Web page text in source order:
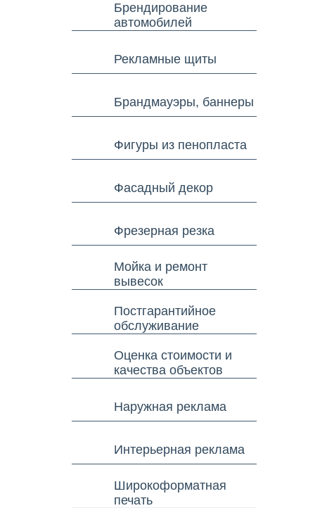
Брендирование
автомобилей
Рекламные щиты
Брандмауэры, баннеры
Фигуры из пенопласта
Фасадный декор
Фрезерная резка
Мойка и ремонт
вывесок
Постгарантийное
обслуживание
Оценка стоимости и
качества объектов
Наружная реклама
Интерьерная реклама
Широкоформатная
печать